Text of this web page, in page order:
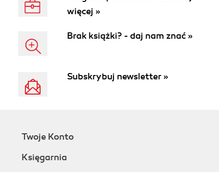
więcej »
Brak książki? - daj nam znać »
Subskrybuj newsletter »
Twoje Konto
Księgarnia